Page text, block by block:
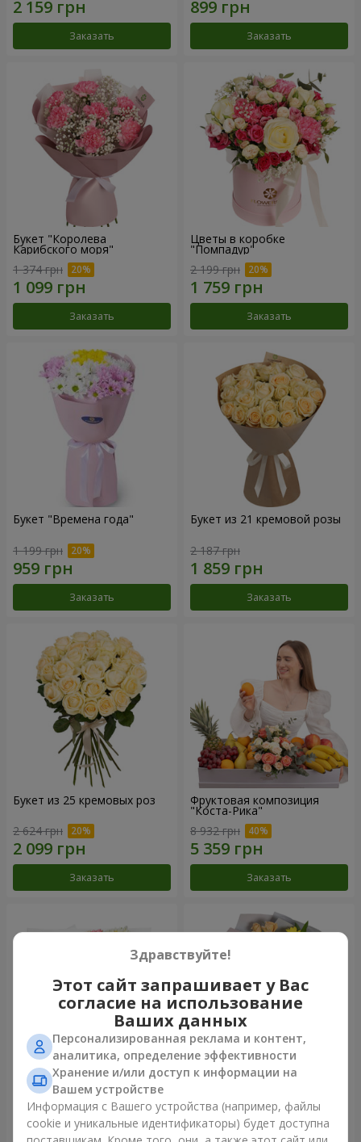
Заказать Заказать
Букет "Королева
Карибского моря"
1 374 грн
Заказать
Цветы в коробке
"Помпадур"
2 199 грн
Заказать
Букет "Времена года"
1 199 грн
Заказать
Букет из 21 кремовой розы
2 187 грн
Заказать
Букет из 25 кремовых роз
2 624 грн
Заказать
Фруктовая композиция
"Коста-Рика"
8 932 грн
Заказать
Букет "Крещатик"
3 941 грн
Букет "Мы и лето"
1 554 грн
Здравствуйте!
Этот сайт запрашивает у Вас
согласие на использование
Ваших данных
Персонализированная реклама и контент,
аналитика, определение эффективности
Хранение и/или доступ к информации на
Вашем устройстве
Информация с Вашего устройства (например, файлы
cookie и уникальные идентификаторы) будет доступна